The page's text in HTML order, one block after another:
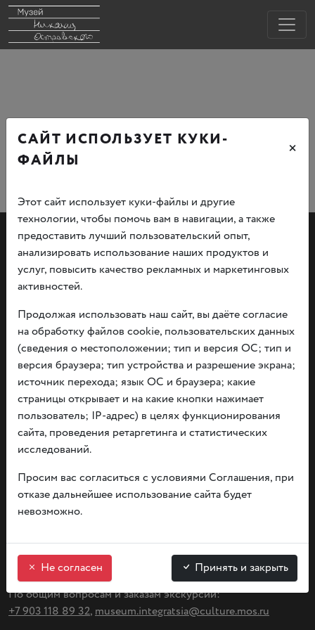
Документы
О политике конфидициальности информации
Независимая оценка
Прием граждан
вт. — вс. с 09:00 до 20:00
понедельник — выходной день
Напишите нам
м. Пушкинская/ Чеховская/ Тверская)
По общим вопросам и заказам экскурсий:
+7 903 118 89 32,museum.integratsia@culture.mos.ru
САЙТ ИСПОЛЬЗУЕТ КУКИ-
ФАЙЛЫ
×
Этот сайт использует куки-файлы и другие
технологии, чтобы помочь вам в навигации, а также
предоставить лучший пользовательский опыт,
анализировать использование наших продуктов и
услуг, повысить качество рекламных и маркетинговых
активностей.
Продолжая использовать наш сайт, вы даёте согласие
на обработку файлов cookie, пользовательских данных
(сведения о местоположении; тип и версия ОС; тип и
версия браузера; тип устройства и разрешение экрана;
источник перехода; язык ОС и браузера; какие
страницы открывает и на какие кнопки нажимает
пользователь; IP-адрес) в целях функционирования
сайта, проведения ретаргетинга и статистических
исследований.
Просим вас согласиться с условиями Соглашения, при
отказе дальнейшее использование сайта будет
невозможно.
Не согласен Принять и закрыть